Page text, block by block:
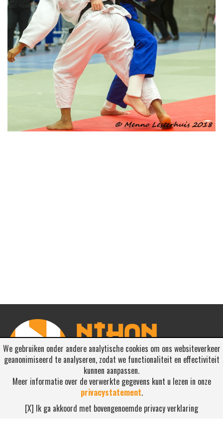
We gebruiken onder andere analytische cookies om ons websiteverkeer
geanonimiseerd te analyseren, zodat we functionaliteit en effectiviteit
kunnen aanpassen.
Meer informatie over de verwerkte gegevens kunt u lezen in onze
privacystatement.
[X] Ik ga akkoord met bovengenoemde privacy verklaring